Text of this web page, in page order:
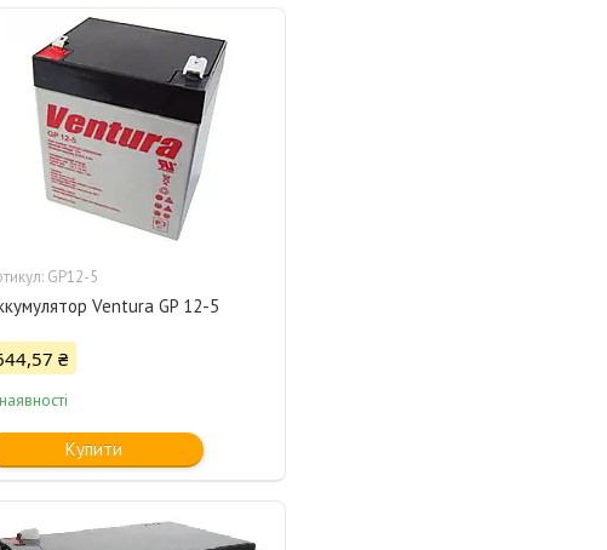
GP12-5
Ventura GP 12-5
₴
Купити